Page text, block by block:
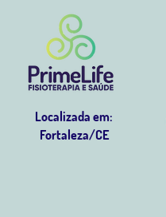
Localizada em:
Fortaleza/CE